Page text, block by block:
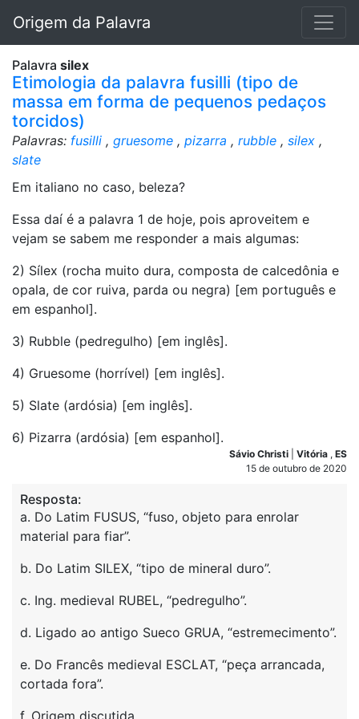
Origem da Palavra
Palavra silex
Etimologia da palavra fusilli (tipo de
massa em forma de pequenos pedaços
torcidos)
Palavras: fusilli , gruesome , pizarra , rubble , silex ,
slate
Em italiano no caso, beleza?
Essa daí é a palavra 1 de hoje, pois aproveitem e
vejam se sabem me responder a mais algumas:
2) Sílex (rocha muito dura, composta de calcedônia e
opala, de cor ruiva, parda ou negra) [em português e
em espanhol].
3) Rubble (pedregulho) [em inglês].
4) Gruesome (horrível) [em inglês].
5) Slate (ardósia) [em inglês].
6) Pizarra (ardósia) [em espanhol].
Sávio Christi Vitória , ES
15 de outubro de 2020
Resposta:
a. Do Latim FUSUS, “fuso, objeto para enrolar
material para fiar”.
b. Do Latim SILEX, “tipo de mineral duro”.
c. Ing. medieval RUBEL, “pedregulho”.
d. Ligado ao antigo Sueco GRUA, “estremecimento”.
e. Do Francês medieval ESCLAT, “peça arrancada,
cortada fora”.
f. Origem discutida.